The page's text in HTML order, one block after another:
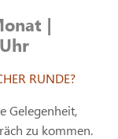
|
RUNDE?
Gelegenheit,
zu kommen.